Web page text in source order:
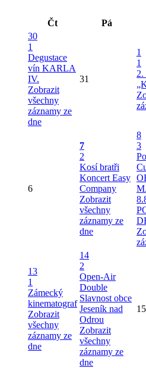
Čt Pá
30
1
Degustace
vín KARLA
IV.
Zobrazit
všechny
záznamy ze
dne
31
1
1
2.
6
7
2
Kosí bratři
Koncert Easy
Company
Zobrazit
všechny
záznamy ze
dne
8
3
13
1
Zámecký
kinematograf
Zobrazit
všechny
záznamy ze
dne
14
2
Open-Air
Double
Slavnost obce
Jeseník nad
Odrou
Zobrazit
všechny
záznamy ze
dne
15